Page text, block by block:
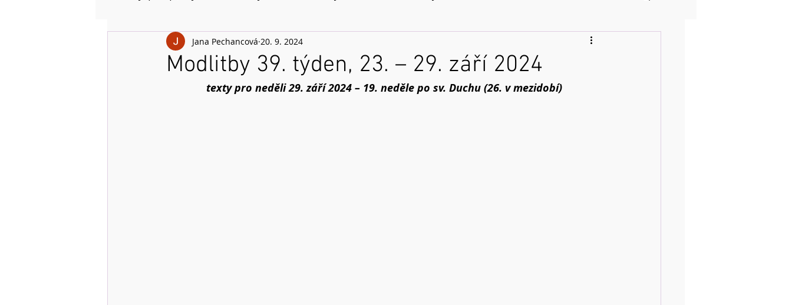
Modlitby 39. týden, 23. – 29. září 2024
Jana Pechancová 20. 9. 2024
texty pro neděli 29. září 2024 – 19. neděle po sv. Duchu (26. v mezidobí)